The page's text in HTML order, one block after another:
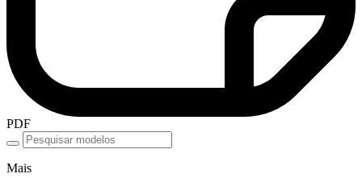
PDF
Mais